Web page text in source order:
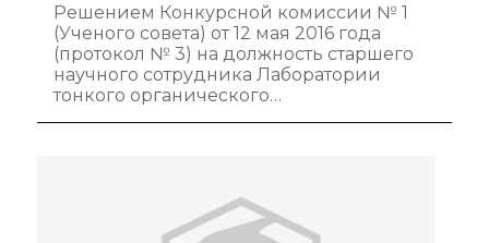
Решением Конкурсной комиссии № 1
(Ученого совета) от 12 мая 2016 года
(протокол № 3) на должность старшего
научного сотрудника Лаборатории
тонкого органического…